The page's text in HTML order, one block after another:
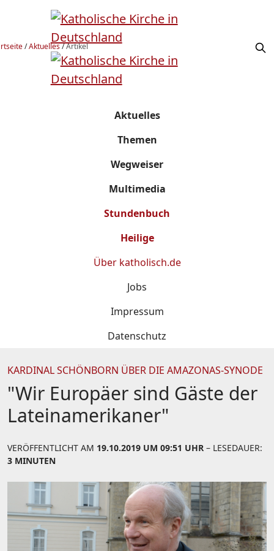
/Aktuelles/Artikel
Aktuelles
Themen
Wegweiser
Multimedia
Stundenbuch
Heilige
Über katholisch.de
Jobs
Impressum
Datenschutz
KARDINAL SCHÖNBORN ÜBER DIE AMAZONAS-SYNODE
"Wir Europäer sind Gäste der
Lateinamerikaner"
VERÖFFENTLICHT AM 19.10.2019 UM 09:51 UHR – LESEDAUER:
3 MINUTEN